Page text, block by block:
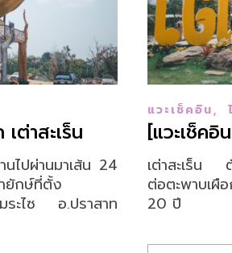
ต่าสะเร็น
ไปผ่านมาเส้น 24
ยักษ์ที่ตั้ง
ระไซ อ.ปราสาท
แวะเช็คอิน,
[แวะเช็คอิ
เต่าสะเร็น
ต่อตะพาบเผื
20 ปี